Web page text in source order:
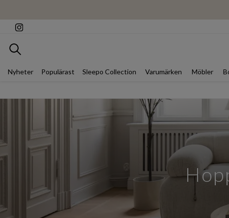
Sök
Nyheter Populärast Sleepo Collection Varumärken Möbler